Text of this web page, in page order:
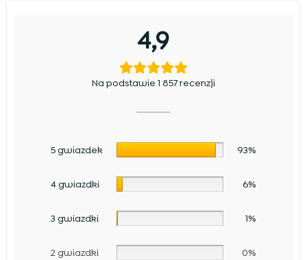
4,9
Na podstawie 1 857 recenzji
5 gwiazdek 93%
4 gwiazdki 6%
3 gwiazdki 1%
2 gwiazdki 0%